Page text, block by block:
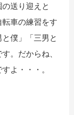
送り迎えと
車の練習をす
僕」「三男と
。だからね、
よ・・・。